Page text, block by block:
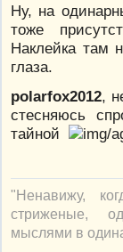
Ну, на
тоже
Наклейка там
глаза.
polarfox2012,
стесняюсь
тайной
"Ненавижу,
стриженые,
мыслями в